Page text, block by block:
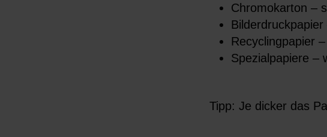
Chromokarton –
Recyclingpapier
Spezialpapiere –
Tipp: Je dicker das